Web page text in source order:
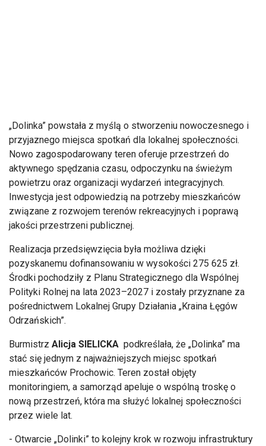
„Dolinka” powstała z myślą o stworzeniu nowoczesnego i
przyjaznego miejsca spotkań dla lokalnej społeczności.
Nowo zagospodarowany teren oferuje przestrzeń do
aktywnego spędzania czasu, odpoczynku na świeżym
powietrzu oraz organizacji wydarzeń integracyjnych.
Inwestycja jest odpowiedzią na potrzeby mieszkańców
związane z rozwojem terenów rekreacyjnych i poprawą
jakości przestrzeni publicznej.
Realizacja przedsięwzięcia była możliwa dzięki
pozyskanemu dofinansowaniu w wysokości 275 625 zł.
Środki pochodziły z Planu Strategicznego dla Wspólnej
Polityki Rolnej na lata 2023–2027 i zostały przyznane za
pośrednictwem Lokalnej Grupy Działania „Kraina Łęgów
Odrzańskich”.
Burmistrz Alicja SIELICKA podkreślała, że „Dolinka” ma
stać się jednym z najważniejszych miejsc spotkań
mieszkańców Prochowic. Teren został objęty
monitoringiem, a samorząd apeluje o wspólną troskę o
nową przestrzeń, która ma służyć lokalnej społeczności
przez wiele lat.
- Otwarcie „Dolinki” to kolejny krok w rozwoju infrastruktury